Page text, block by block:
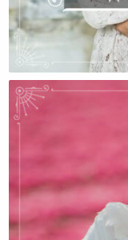
Маме